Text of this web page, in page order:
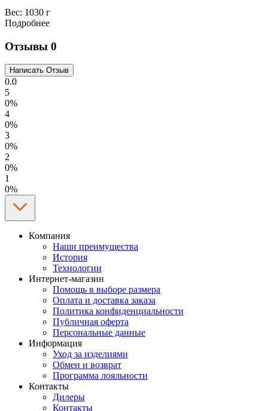
Вес: 1030 г
Подробнее
Отзывы 0
0.0
5
0%
4
0%
3
0%
2
0%
1
0%
Компания
Наши преимущества
История
Технологии
Интернет-магазин
Помощь в выборе размера
Оплата и доставка заказа
Политика конфиденциальности
Публичная оферта
Персональные данные
Информация
Уход за изделиями
Обмен и возврат
Программа лояльности
Контакты
Дилеры
Контакты